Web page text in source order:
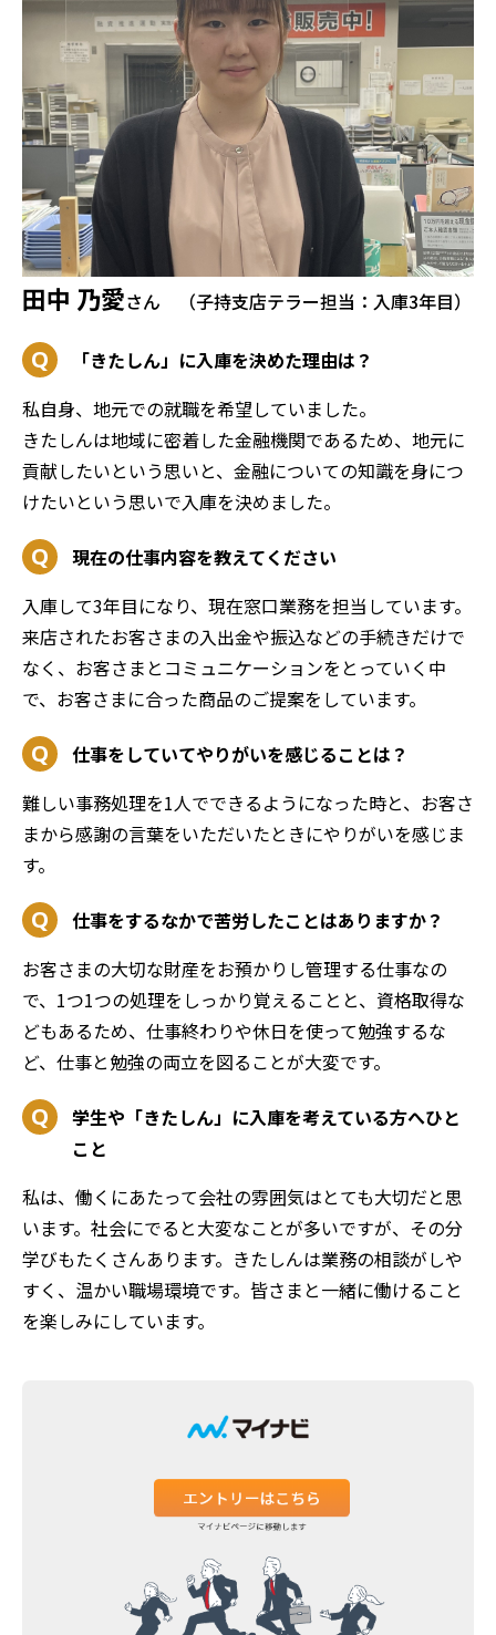
田中 乃愛さん （子持支店テラー担当：入庫3年目）
「きたしん」に入庫を決めた理由は？
私自身、地元での就職を希望していました。
きたしんは地域に密着した金融機関であるため、地元に
貢献したいという思いと、金融についての知識を身につ
けたいという思いで入庫を決めました。
現在の仕事内容を教えてください
入庫して3年目になり、現在窓口業務を担当しています。
来店されたお客さまの入出金や振込などの手続きだけで
なく、お客さまとコミュニケーションをとっていく中
で、お客さまに合った商品のご提案をしています。
仕事をしていてやりがいを感じることは？
難しい事務処理を1人でできるようになった時と、お客さ
まから感謝の言葉をいただいたときにやりがいを感じま
す。
仕事をするなかで苦労したことはありますか？
お客さまの大切な財産をお預かりし管理する仕事なの
で、1つ1つの処理をしっかり覚えることと、資格取得な
どもあるため、仕事終わりや休日を使って勉強するな
ど、仕事と勉強の両立を図ることが大変です。
学生や「きたしん」に入庫を考えている方へひと
こと
私は、働くにあたって会社の雰囲気はとても大切だと思
います。社会にでると大変なことが多いですが、その分
学びもたくさんあります。きたしんは業務の相談がしや
すく、温かい職場環境です。皆さまと一緒に働けること
を楽しみにしています。